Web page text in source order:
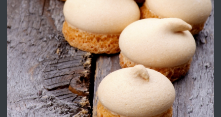
преди 11 месеца
ПРЕДЛАГА
Отпушване на канали тоалетни
вертикални щрангове
преди 11 месеца
ПРЕДЛАГА Онлайн магазин за всички!